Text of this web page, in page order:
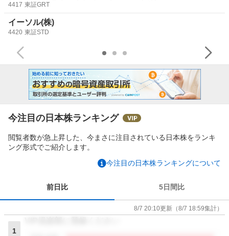
4417 東証GRT
イーソル(株)
4420 東証STD
今注目の日本株ランキング
閲覧者数が急上昇した、今まさに注目されている日本株をランキ
ング形式でご紹介します。
今注目の日本株ランキングについて
前日比 5日間比
8/7 20:10更新 （8/7 18:59集計）
1